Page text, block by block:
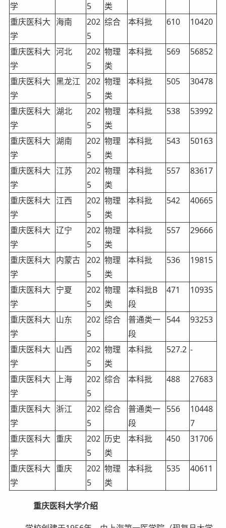
学
5
类
重庆医科大
学
海南
202
5
综合 本科批 610 10420
重庆医科大
学
河北
202
5
物理
类
本科批 569 56852
重庆医科大
学
黑龙江
202
5
物理
类
本科批 505 30478
重庆医科大
学
湖北
202
5
物理
类
本科批 538 53992
重庆医科大
学
湖南
202
5
物理
类
本科批 543 50163
重庆医科大
学
江苏
202
5
物理
类
本科批 557 83617
重庆医科大
学
江西
202
5
物理
类
本科批 542 40665
重庆医科大
学
辽宁
202
5
物理
类
本科批 557 29666
重庆医科大
学
内蒙古 202
5
物理
类
本科批 536 19815
重庆医科大
学
宁夏
202
5
物理
类
本科批B
段
471 10935
重庆医科大
学
山东
202
5
综合
普通类一
段
544 93253
重庆医科大
学
山西
202
5
物理
类
本科批 527.2 -
重庆医科大
学
上海
202
5
综合 本科批 488 27683
重庆医科大
学
浙江
202
5
综合
普通类一
段
556
10448
7
重庆医科大
学
重庆
202
5
历史
类
本科批 450 31706
重庆医科大
学
重庆
202
5
物理
类
本科批 535 40611
重庆医科大学介绍